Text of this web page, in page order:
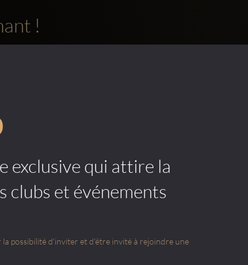
!
exclusive qui attire la
clubs et événements
possibilité d'inviter et d'être invité à rejoindre une